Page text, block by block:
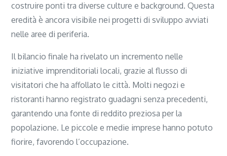
costruire ponti tra diverse culture e background. Questa
eredità è ancora visibile nei progetti di sviluppo avviati
nelle aree di periferia.
Il bilancio finale ha rivelato un incremento nelle
iniziative imprenditoriali locali, grazie al flusso di
visitatori che ha affollato le città. Molti negozi e
ristoranti hanno registrato guadagni senza precedenti,
garantendo una fonte di reddito preziosa per la
popolazione. Le piccole e medie imprese hanno potuto
fiorire, favorendo l’occupazione.